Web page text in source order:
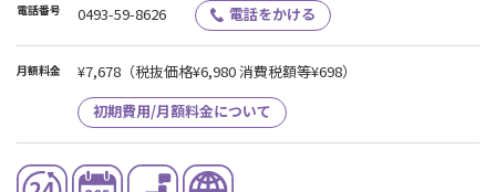
電話番号 0493-59-8626 電話をかける
月額料金 ¥7,678 （税抜価格¥6,980 消費税額等¥698）
初期費用/月額料金について